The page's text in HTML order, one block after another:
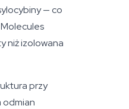
— co
niż izolowana
przy
odmian